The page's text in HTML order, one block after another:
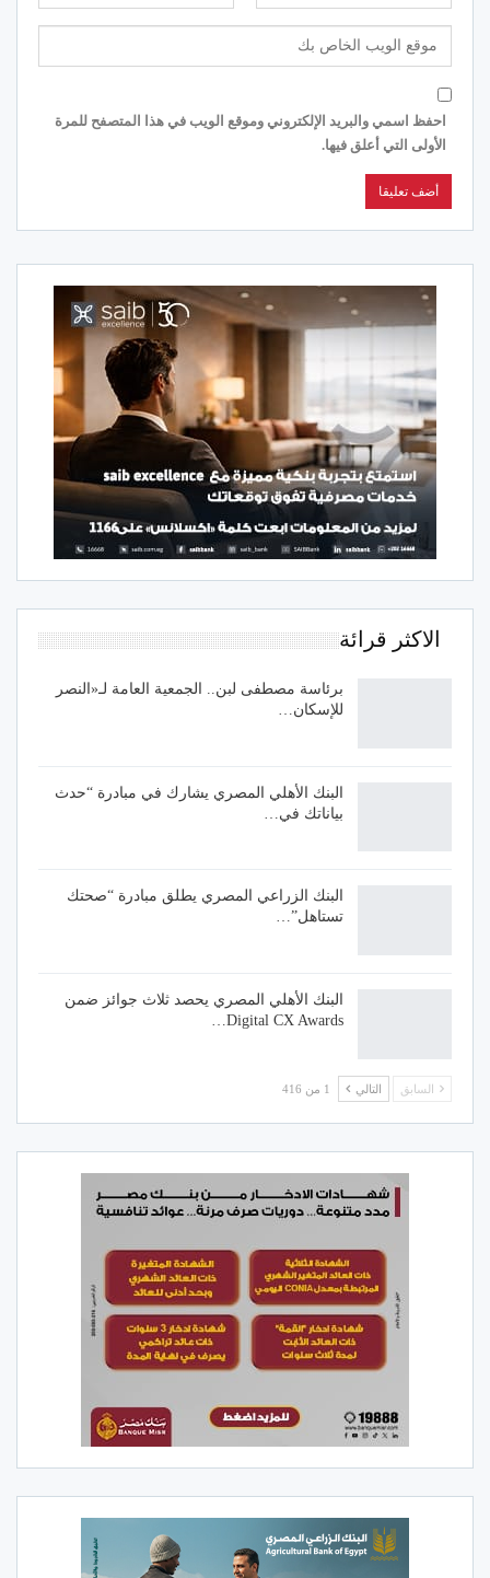
احفظ اسمي والبريد الإلكتروني وموقع الويب في هذا المتصفح للمرة
الأولى التي أعلق فيها.
الاكثر قرائة
برئاسة مصطفى لبن.. الجمعية العامة لـ«النصر
للإسكان…
البنك الأهلي المصري يشارك في مبادرة “حدث
بياناتك في…
البنك الزراعي المصري يطلق مبادرة “صحتك
تستاهل”…
البنك الأهلي المصري يحصد ثلاث جوائز ضمن
Digital CX Awards…
السابق التالي 1 من 416